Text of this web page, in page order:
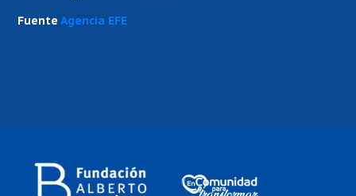
FuenteAgencia EFE